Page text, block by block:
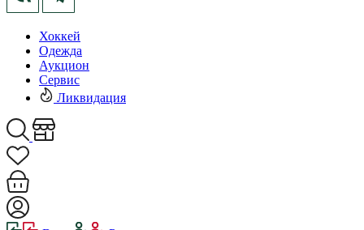
Хоккей
Одежда
Аукцион
Сервис
Ликвидация